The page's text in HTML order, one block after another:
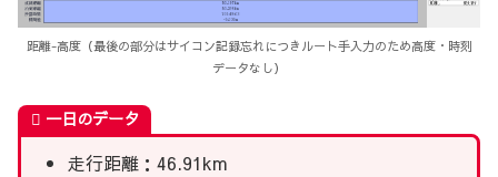
距離-高度（最後の部分はサイコン記録忘れにつきルート手入力のため高度・時刻
データなし）
一日のデータ
走行距離：46.91km